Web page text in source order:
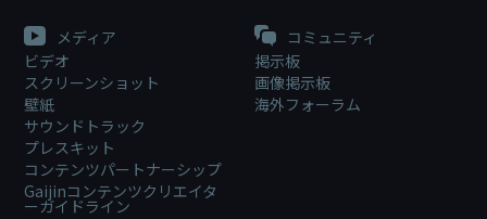
メディア
ビデオ
スクリーンショット
壁紙
サウンドトラック
プレスキット
コンテンツパートナーシップ
Gaijinコンテンツクリエイタ
ーガイドライン
コミュニティ
掲示板
画像掲示板
海外フォーラム